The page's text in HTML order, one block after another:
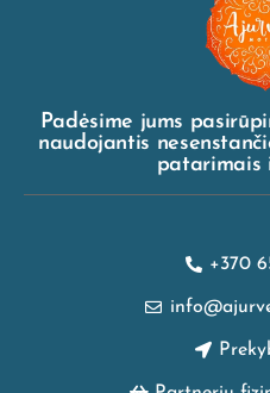
Padėsime jums
naudojantis
patarimais
+370